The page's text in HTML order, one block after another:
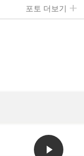
포토 더보기